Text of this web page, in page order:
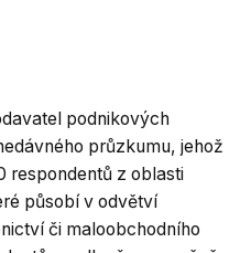
podnikových
průzkumu, jehož
respondentů z oblasti
působí v odvětví
či maloobchodního